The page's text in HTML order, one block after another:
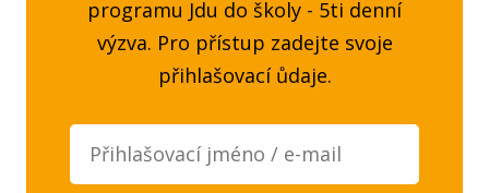
programu Jdu do školy - 5ti denní
výzva. Pro přístup zadejte svoje
přihlašovací ůdaje.